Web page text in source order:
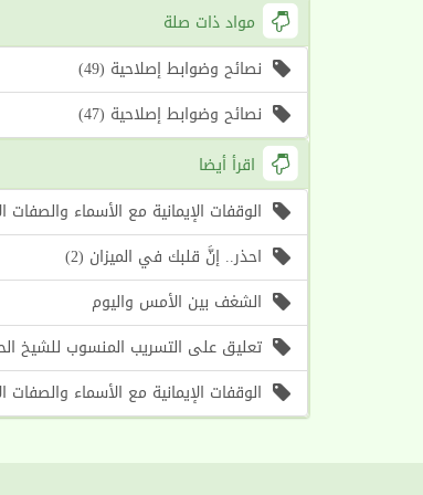
مواد ذات صلة
نصائح وضوابط إصلاحية (49)
نصائح وضوابط إصلاحية (47)
اقرأ أيضا
الوقفات الإيمانية مع الأسماء والصفات الإلهية (25) اسما الله (الأول،
احذر.. إنَّ قلبك في الميزان (2)
الشغف بين الأمس واليوم
تعليق على التسريب المنسوب للشيخ
الوقفات الإيمانية مع الأسماء والصفات الإلهية (24) اسما الله (الشكور،